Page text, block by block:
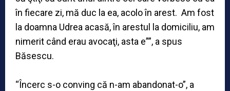
în fiecare zi, mă duc la ea, acolo în arest. Am fost
la doamna Udrea acasă, în arestul la domiciliu, am
nimerit când erau avocaţi, asta e””, a spus
Băsescu.
“Încerc s-o conving că n-am abandonat-o”, a